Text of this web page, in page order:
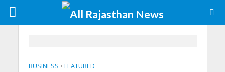
BUSINESS • FEATURED